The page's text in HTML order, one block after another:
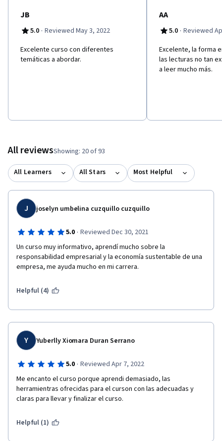
JB
5.0 · Reviewed May 3, 2022
Excelente curso con diferentes
temáticas a abordar.
AA
5.0 · Reviewed
Excelente, la forma
las lecturas no tan
a leer mucho más.
All reviewsShowing: 20 of 93
All Learners All Stars Most Helpful
J joselyn umbelina cuzquillo cuzquillo
5.0 · Reviewed Dec 30, 2021
Un curso muy informativo, aprendí mucho sobre la
responsabilidad empresarial y la economía sustentable de una
empresa, me ayuda mucho en mi carrera.
Helpful (4)
Y Yuberlly Xiomara Duran Serrano
5.0 · Reviewed Apr 7, 2022
Me encanto el curso porque aprendi demasiado, las
herramientras ofrecidas para el curson con las adecuadas y
claras para llevar y finalizar el curso.
Helpful (1)